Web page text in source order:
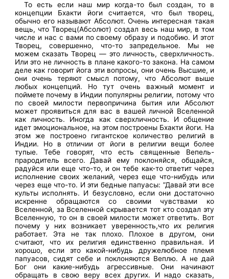
То есть если наш мир когда-то был создан, то в
концепции Бхакти йоги считается, что был творец,
обычно его называют Абсолют. Очень интересная такая
вещь, что Творец(Абсолют) создал весь наш мир, в том
числе и нас с вами по своему образу и подобию. И этот
Творец, совершенно, что-то запредельное. Мы не
можем сказать Творец — это личность, сверхличность.
Или это не личность в плане какого-то закона. На самом
деле как говорит йога эти вопросы, они очень Высшие, и
они очень теряют смысл потому, что Абсолют выше
любых концепций. Но тут очень важный момент и
поймете почему в Индии популярны религии, потому что
по своей милости первопричина бытия или Абсолют
может проявиться для вас в вашей личной Вселенной
как личность. Иногда как сверхличность. И общение
идет эмоциональное, на этом построены Бхакти йоги. На
этом же построено гигантское количество религий в
Индии. Но в отличии от йоги в религии вещи более
тупые. Тебе говорят, что есть священные Вепель-
прародитель всего. Давай ему поклоняйся, общайся,
радуйся или еще что-то, и он тебе как-то ответит через
исполнение своих желаний, через еще что-нибудь или
через еще что-то. И эти бедные папуасы: ”Давай эти все
культы исполнять. И безусловно, если они достаточно
искренне обращаются со своими чувствами ко
Вселенной, за Вселенной скрывается тот кто создал эту
Вселенную, то он в своей милости может ответить. Вот
почему у них возникает уверенность,что их религия
работает. Эта не так плохо. Плохое в другом, они
считают, что их религия единственно правильная. И
хорошо, если это какой-нибудь дружелюбное племя
папуасов, сидят себе и поклоняются Веплю. А не дай
Бог они какие-нибудь агрессивные. Они начинают
обращать в свою веру всех других. И надо сказать,